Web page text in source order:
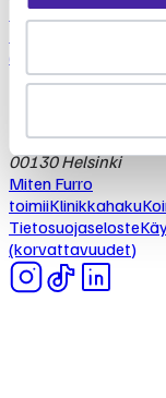
toimiiKlinikkahaku
(korvattavuudet)
Eteläesplanadi 2
00130 Helsinki
Miten Furro
toimiiKlinikkahaku
Tietosuojaseloste
(korvattavuudet)